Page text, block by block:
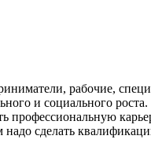
рабочие,
и социального
профессиональную
сделать